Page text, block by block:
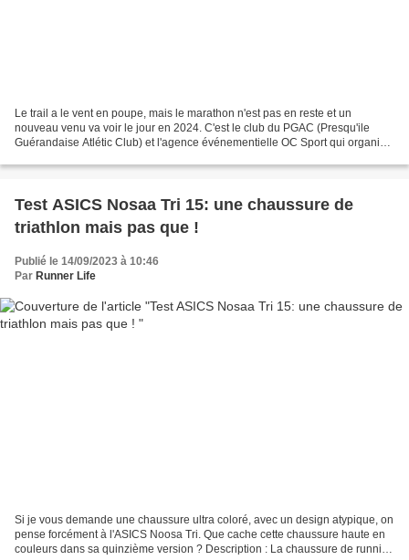
Le trail a le vent en poupe, mais le marathon n'est pas en reste et un
nouveau venu va voir le jour en 2024. C'est le club du PGAC (Presqu'ile
Guérandaise Atlétic Club) et l'agence événementielle OC Sport qui organise
Test ASICS Nosaa Tri 15: une chaussure de
triathlon mais pas que !
Publié le 14/09/2023 à 10:46
Par Runner Life
Si je vous demande une chaussure ultra coloré, avec un design atypique, on
pense forcément à l'ASICS Noosa Tri. Que cache cette chaussure haute en
couleurs dans sa quinzième version ? Description : La chaussure de running